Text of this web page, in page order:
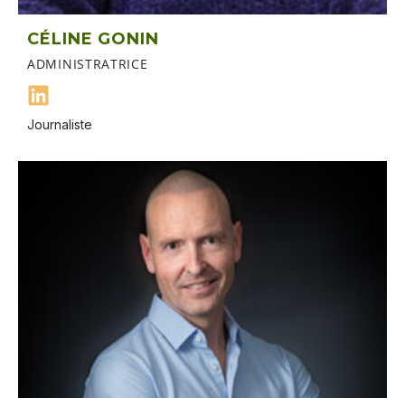
CÉLINE GONIN
ADMINISTRATRICE
Journaliste